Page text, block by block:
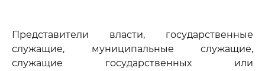
Представители власти, государственные
служащие, муниципальные служащие,
служащие государственных или